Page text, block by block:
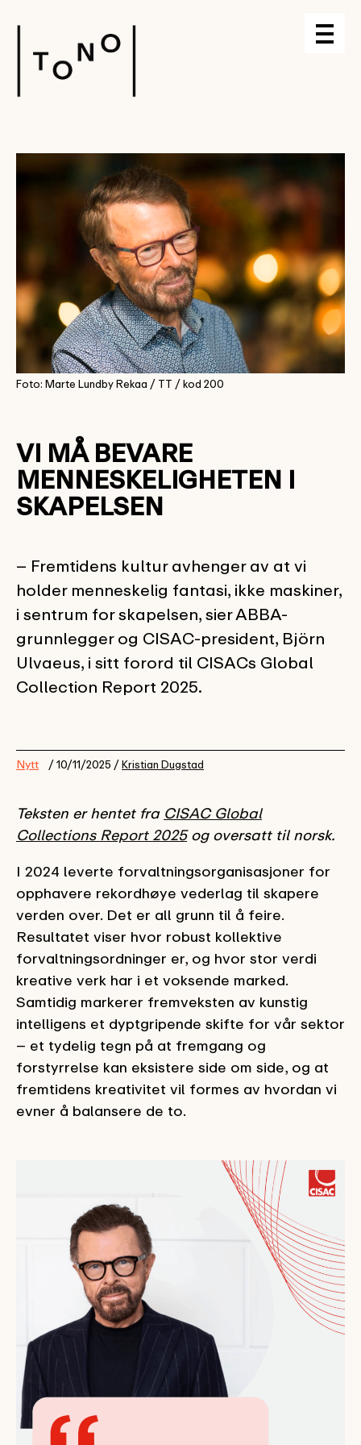
Foto: Marte Lundby Rekaa / TT / kod 200
VI MÅ BEVARE
MENNESKELIGHETEN I
SKAPELSEN
– Fremtidens kultur avhenger av at vi
holder menneskelig fantasi, ikke maskiner,
i sentrum for skapelsen, sier ABBA-
grunnlegger og CISAC-president, Björn
Ulvaeus, i sitt forord til CISACs Global
Collection Report 2025.
Nytt / 10/11/2025 /Kristian Dugstad
Teksten er hentet fra CISAC Global
Collections Report 2025og oversatt til norsk.
I 2024 leverte forvaltningsorganisasjoner for
opphavere rekordhøye vederlag til skapere
verden over. Det er all grunn til å feire.
Resultatet viser hvor robust kollektive
forvaltningsordninger er, og hvor stor verdi
kreative verk har i et voksende marked.
Samtidig markerer fremveksten av kunstig
intelligens et dyptgripende skifte for vår sektor
– et tydelig tegn på at fremgang og
forstyrrelse kan eksistere side om side, og at
fremtidens kreativitet vil formes av hvordan vi
evner å balansere de to.